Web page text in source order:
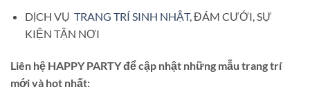
DỊCH VỤ TRANG TRÍ SINH NHẬT, ĐÁM CƯỚI, SỰ
KIỆN TẬN NƠI
Liên hệ HAPPY PARTYđể cập nhật những mẫu trang trí
mới và hot nhất: